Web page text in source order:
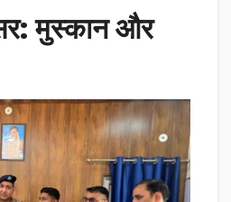
मुस्कान और